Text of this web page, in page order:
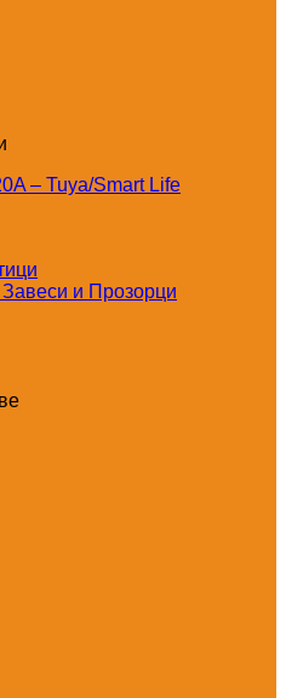
– Tuya/Smart Life
и Прозорци